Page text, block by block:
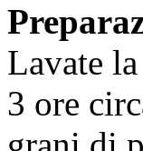
Lavate
3 ore